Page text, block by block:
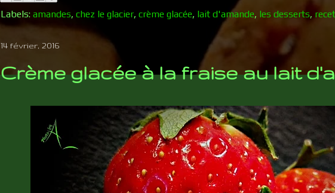
Labels: amandes, chez le glacier, crème glacée, lait d'amande, les desserts,
14 février, 2016
Crème glacée à la fraise au lait